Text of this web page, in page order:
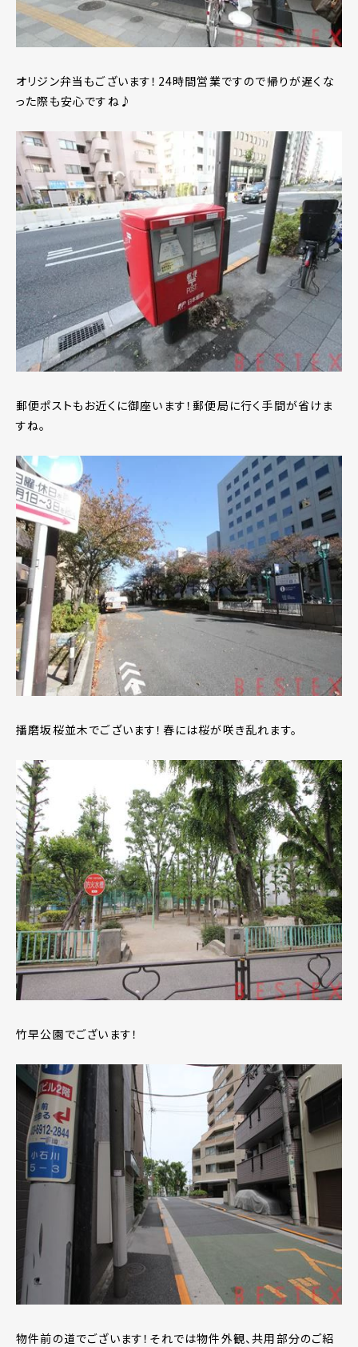
オリジン弁当もございます！24時間営業ですので帰りが遅くな
った際も安心ですね♪
郵便ポストもお近くに御座います！郵便局に行く手間が省けま
すね。
播磨坂桜並木でございます！春には桜が咲き乱れます。
竹早公園でございます！
物件前の道でございます！それでは物件外観、共用部分のご紹